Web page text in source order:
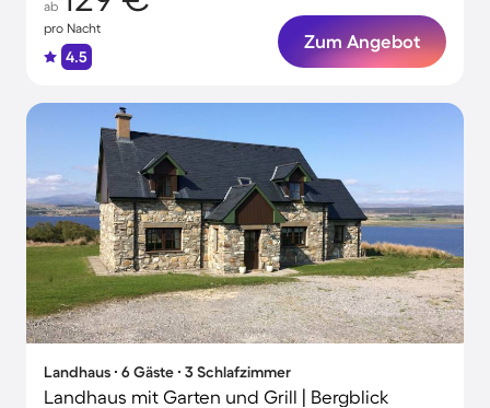
ab
pro Nacht
4.5
Zum Angebot
Landhaus ∙ 6 Gäste ∙ 3 Schlafzimmer
Landhaus mit Garten und Grill | Bergblick